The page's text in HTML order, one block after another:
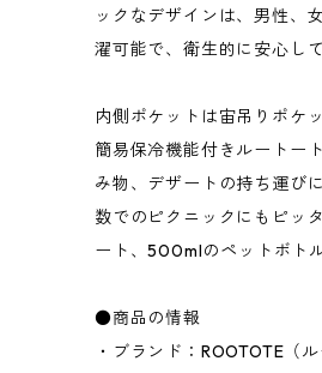
ックなデザインは、男性、
濯可能で、衛生的に安心し
内側ポケットは宙吊りポケ
簡易保冷機能付きルートー
み物、デザートの持ち運び
数でのピクニックにもピッ
ート、500mlのペットボト
●商品の情報
・ブランド：ROOTOTE（